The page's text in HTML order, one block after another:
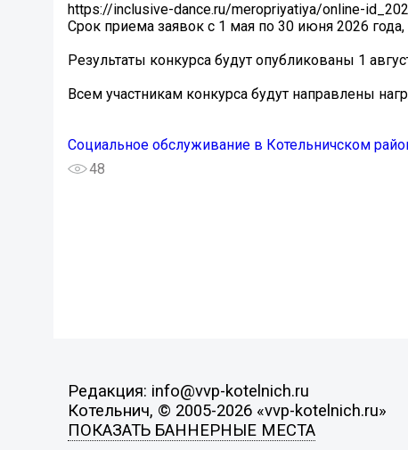
https://inclusive-dance.ru/meropriyatiya/online-
Срок приема заявок с 1 мая по 30 июня 2026 года,
Результаты конкурса будут опубликованы 1
Всем участникам конкурса будут направлены
Социальное обслуживание в Котельничском
48
Редакция: info@vvp-kotelnich.ru
Котельнич, © 2005-2026 «vvp-kotelnich.ru»
ПОКАЗАТЬ БАННЕРНЫЕ МЕСТА